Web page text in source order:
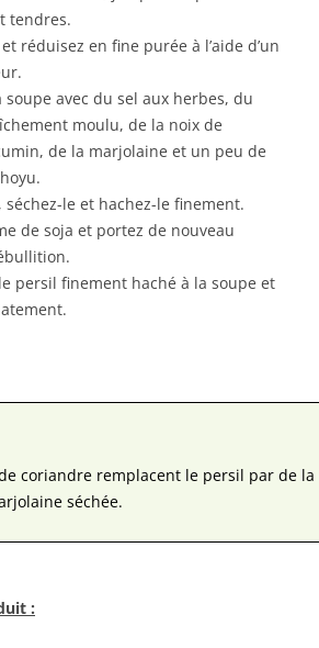
tendres.
réduisez en fine purée à l’aide d’un
soupe avec du sel aux herbes, du
moulu, de la noix de
de la marjolaine et un peu de
séchez-le et hachez-le finement.
de soja et portez de nouveau
persil finement haché à la soupe et
coriandre remplacent le persil par de
séchée.
: